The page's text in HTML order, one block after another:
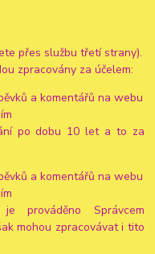
přes službu třetí strany).
zpracovány za účelem:
a komentářů na webu
po dobu 10 let a to za
a komentářů na webu
prováděno Správcem
mohou zpracovávat i tito